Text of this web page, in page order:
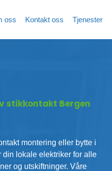
oss Kontakt oss Tjenester
stikkontakt Bergen
montering eller bytte i
din lokale elektriker for alle
og utskiftninger. Våre